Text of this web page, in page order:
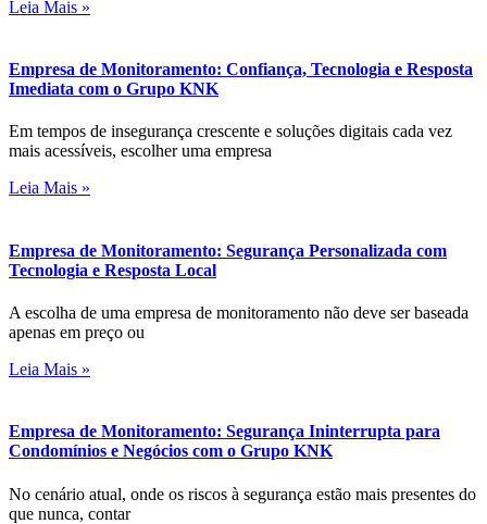
Leia Mais »
Empresa de Monitoramento: Confiança, Tecnologia e Resposta
Imediata com o Grupo KNK
Em tempos de insegurança crescente e soluções digitais cada vez
mais acessíveis, escolher uma empresa
Leia Mais »
Empresa de Monitoramento: Segurança Personalizada com
Tecnologia e Resposta Local
A escolha de uma empresa de monitoramento não deve ser baseada
apenas em preço ou
Leia Mais »
Empresa de Monitoramento: Segurança Ininterrupta para
Condomínios e Negócios com o Grupo KNK
No cenário atual, onde os riscos à segurança estão mais presentes do
que nunca, contar